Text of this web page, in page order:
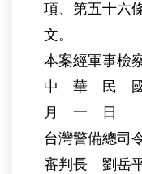
項、第五十六
文。
本案經軍事檢
中 華 民
月 一 日
台灣警備總司
審判長 劉岳